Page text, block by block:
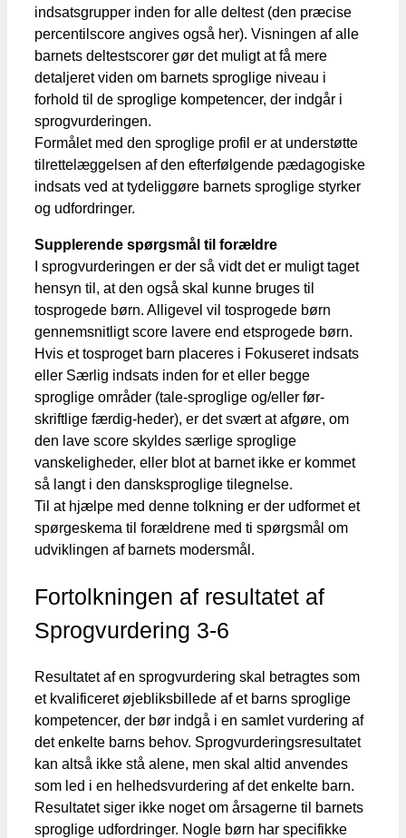
indsatsgrupper inden for alle deltest (den præcise
percentilscore angives også her). Visningen af alle
barnets deltestscorer gør det muligt at få mere
detaljeret viden om barnets sproglige niveau i
forhold til de sproglige kompetencer, der indgår i
sprogvurderingen.
Formålet med den sproglige profil er at understøtte
tilrettelæggelsen af den efterfølgende pædagogiske
indsats ved at tydeliggøre barnets sproglige styrker
og udfordringer.
Supplerende spørgsmål til forældre
I sprogvurderingen er der så vidt det er muligt taget
hensyn til, at den også skal kunne bruges til
tosprogede børn. Alligevel vil tosprogede børn
gennemsnitligt score lavere end etsprogede børn.
Hvis et tosproget barn placeres i Fokuseret indsats
eller Særlig indsats inden for et eller begge
sproglige områder (tale-sproglige og/eller før-
skriftlige færdig-heder), er det svært at afgøre, om
den lave score skyldes særlige sproglige
vanskeligheder, eller blot at barnet ikke er kommet
så langt i den dansksproglige tilegnelse.
Til at hjælpe med denne tolkning er der udformet et
spørgeskema til forældrene med ti spørgsmål om
udviklingen af barnets modersmål.
Fortolkningen af resultatet af
Sprogvurdering 3-6
Resultatet af en sprogvurdering skal betragtes som
et kvalificeret øjebliksbillede af et barns sproglige
kompetencer, der bør indgå i en samlet vurdering af
det enkelte barns behov. Sprogvurderingsresultatet
kan altså ikke stå alene, men skal altid anvendes
som led i en helhedsvurdering af det enkelte barn.
Resultatet siger ikke noget om årsagerne til barnets
sproglige udfordringer. Nogle børn har specifikke